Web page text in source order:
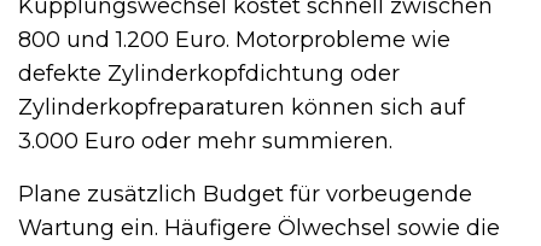
Kupplungswechsel kostet schnell zwischen
800 und 1.200 Euro. Motorprobleme wie
defekte Zylinderkopfdichtung oder
Zylinderkopfreparaturen können sich auf
3.000 Euro oder mehr summieren.
Plane zusätzlich Budget für vorbeugende
Wartung ein. Häufigere Ölwechsel sowie die